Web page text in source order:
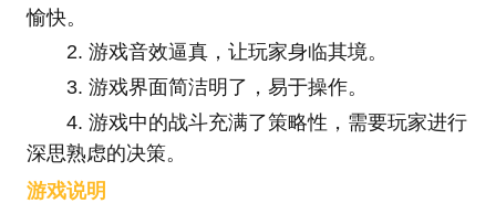
愉快。
2. 游戏音效逼真，让玩家身临其境。
3. 游戏界面简洁明了，易于操作。
4. 游戏中的战斗充满了策略性，需要玩家进行
深思熟虑的决策。
游戏说明